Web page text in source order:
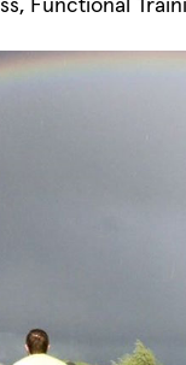
Functional